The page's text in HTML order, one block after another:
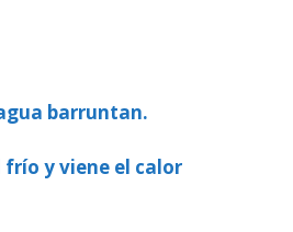
barruntan.
frío y viene el calor